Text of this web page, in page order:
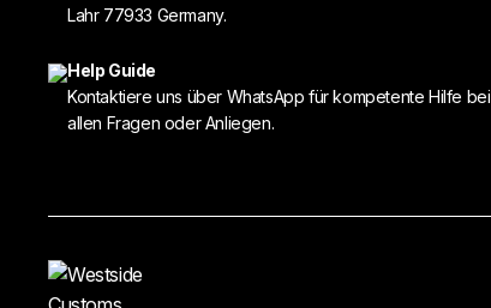
Lahr 77933 Germany.
Help Guide
Kontaktiere uns über WhatsApp für kompetente Hilfe bei
allen Fragen oder Anliegen.